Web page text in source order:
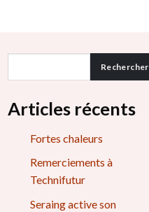
Rechercher
Articles récents
Fortes chaleurs
Remerciements à
Technifutur
Seraing active son